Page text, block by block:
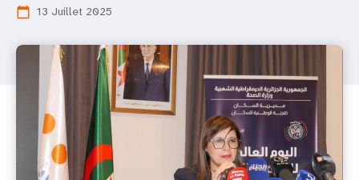
calendar_today 13 Juillet 2025